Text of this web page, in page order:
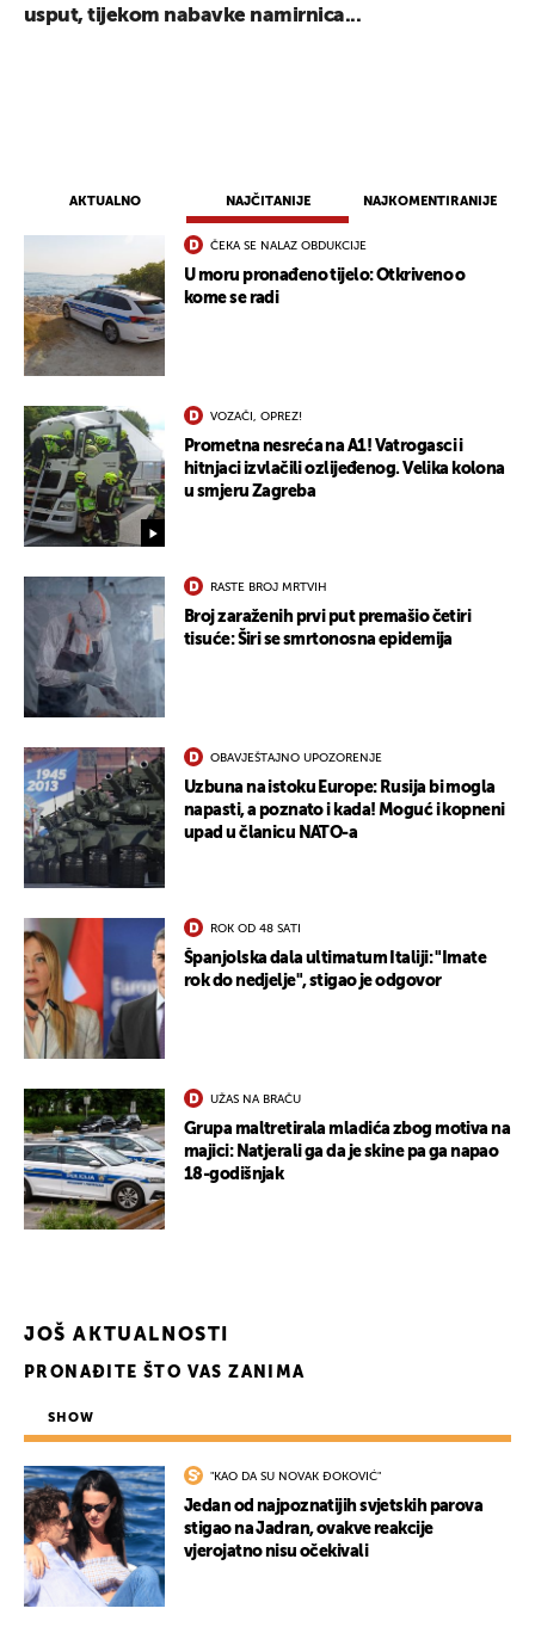
AKTUALNO NAJČITANIJE NAJKOMENTIRANIJE
ČEKA SE NALAZ OBDUKCIJE
U moru pronađeno tijelo: Otkriveno o
kome se radi
VOZAČI, OPREZ!
Prometna nesreća na A1! Vatrogasci i
hitnjaci izvlačili ozlijeđenog. Velika kolona
u smjeru Zagreba
RASTE BROJ MRTVIH
Broj zaraženih prvi put premašio četiri
tisuće: Širi se smrtonosna epidemija
OBAVJEŠTAJNO UPOZORENJE
Uzbuna na istoku Europe: Rusija bi mogla
napasti, a poznato i kada! Moguć i kopneni
upad u članicu NATO-a
ROK OD 48 SATI
Španjolska dala ultimatum Italiji: "Imate
rok do nedjelje", stigao je odgovor
UŽAS NA BRAČU
Grupa maltretirala mladića zbog motiva na
majici: Natjerali ga da je skine pa ga napao
18-godišnjak
JOŠ AKTUALNOSTI
usput, tijekom nabavke namirnica...
PRONAĐITE ŠTO VAS ZANIMA
SHOW
"KAO DA SU NOVAK ĐOKOVIĆ"
Jedan od najpoznatijih svjetskih parova
stigao na Jadran, ovakve reakcije
vjerojatno nisu očekivali
UKLJUČITE NOTIFIKACIJE